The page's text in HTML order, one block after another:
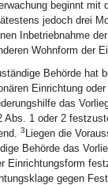
beginnt mit
jedoch drei
Inbetriebnahme
Wohnform der
Behörde hat
Einrichtung
das
Abs. 1 oder 2
3 Liegen die
Behörde das
Einrichtungsform
gegen